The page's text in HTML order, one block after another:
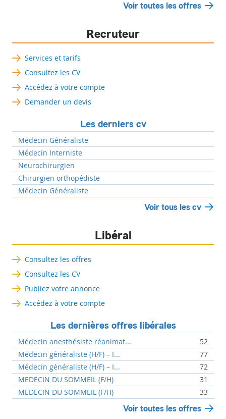
Voir toutes les offres
Recruteur
Services et tarifs
Consultez les CV
Accédez à votre compte
Demander un devis
Les derniers cv
Médecin Généraliste
Médecin Interniste
Neurochirurgien
Chirurgien orthopédiste
Médecin Généraliste
Voir tous les cv
Libéral
Consultez les offres
Consultez les CV
Publiez votre annonce
Accédez à votre compte
Les dernières offres libérales
Médecin anesthésiste réanimat...
52
Médecin généraliste (H/F) – I...
77
Médecin généraliste (H/F) – I...
72
MEDECIN DU SOMMEIL (F/H)
31
MEDECIN DU SOMMEIL (F/H)
33
Voir toutes les offres